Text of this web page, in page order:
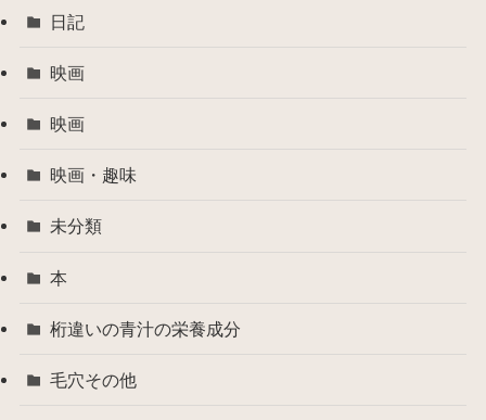
日記
映画
映画
映画・趣味
未分類
本
桁違いの青汁の栄養成分
毛穴その他